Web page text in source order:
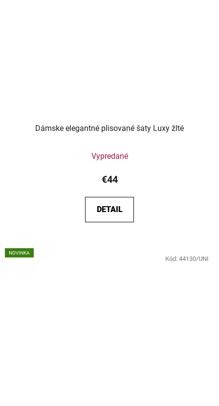
Dámske elegantné plisované šaty Luxy žlté
Vypredané
€44
DETAIL
NOVINKA
Kód: 44130/UNI